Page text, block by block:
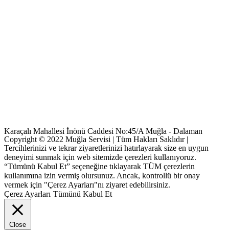
Karaçalı Mahallesi İnönü Caddesi No:45/A Muğla - Dalaman
Copyright © 2022 Muğla Servisi | Tüm Hakları Saklıdır |
Tercihlerinizi ve tekrar ziyaretlerinizi hatırlayarak size en uygun
deneyimi sunmak için web sitemizde çerezleri kullanıyoruz.
“Tümünü Kabul Et” seçeneğine tıklayarak TÜM çerezlerin
kullanımına izin vermiş olursunuz. Ancak, kontrollü bir onay
vermek için "Çerez Ayarları"nı ziyaret edebilirsiniz.
Çerez Ayarları Tümünü Kabul Et
Close